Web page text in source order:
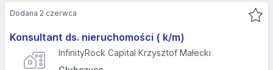
Konsultant ds. nieruchomości ( k/m)
InfinityRock Capital Krzysztof Małecki
Dodana 2 czerwca